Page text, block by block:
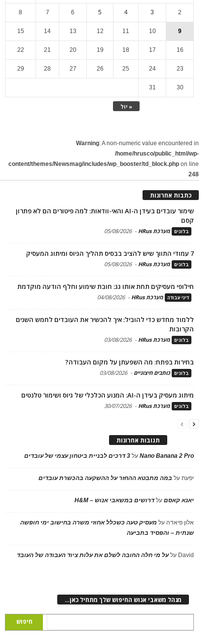
« יול
2
3
4
5
6
7
8
9
10
11
12
13
14
15
16
17
18
19
20
21
22
23
24
25
26
27
28
29
30
31
Warning: A non-numeric value encountered in
/home/hrusco/public_html/wp-
content/themes/Newsmag/includes/wp_booster/td_block.php on line
248
כתבות אחרונות
שימור עובדים בעידן ה-AI והאי-וודאות: למה פיטורים הם לא פתרון
קסם
בלוגים מערכת HRus -
05/08/2026
7 עמודי התווך שיש להציב בבסיס תהליך הגיוס ומיתוג המעסיק
בלוגים מערכת HRus -
05/08/2026
חילופי מעסיקים תחת אותו גג: חובת שימוע וחלף הודעה מוקדמת
דיני עבודה מערכת HRus -
04/08/2026
ללמוד מחדש כדי להוביל: איך להכשיר את העובדים לחמש השנים
הקרובות
בלוגים מערכת HRus -
03/08/2026
בחירות בפתח: מה השפעתן על מקום העבודה?
בלוגים כותבים חיצוניים -
03/08/2026
מיתוג מעסיק בעידן ה-AI: המנוע הכלכלי של גיוס ושימור טלנטים
בלוגים מערכת HRus -
30/07/2026
תגובות אחרונות
Nano Banana 2 Proעל 3 דרכים לבניית ביטחון עצמי של עובדים
יפעתעל במה מתבטא ההחזר על ההשקעה בהכשרת עובדים
יאנא קאסםעלדרושים במשאבי אנוש – H&M
אלון פיאדה על מעסיק טעה כשכלל אחוזי משרה בחישוב ימי חופשה
שנתית – והפסיד בתביעה
David עלעל מי חלה החובה לשלם את עלות ציוד העבודה של העובד
מנהל משאבי אנוש החיפוש שלך מתחיל כאן…